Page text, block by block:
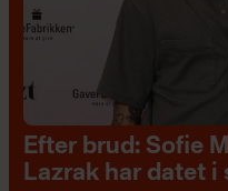
Efter brud: Sofie
Lazrak har datet i